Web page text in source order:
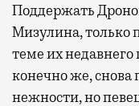
Поддержать
Мизулина, только
теме их
конечно же, снова
нежности, но